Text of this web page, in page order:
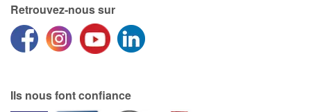
Retrouvez-nous sur
Ils nous font confiance